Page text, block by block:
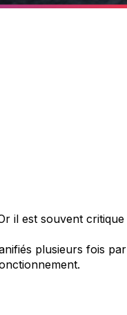
est souvent critique
plusieurs fois